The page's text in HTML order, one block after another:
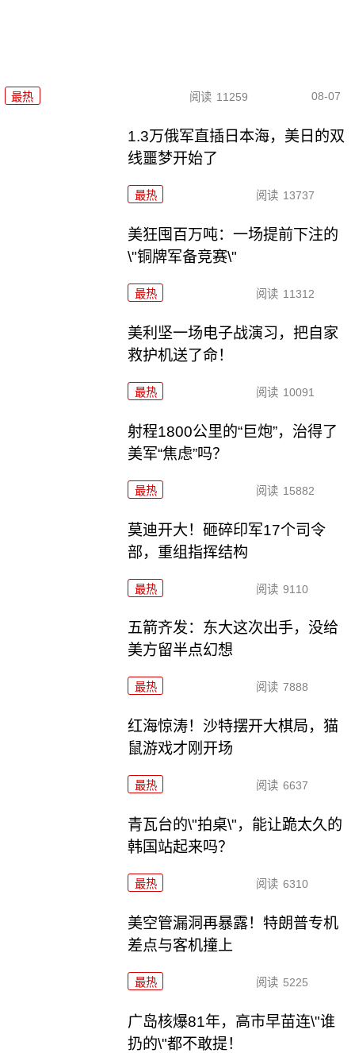
最热 阅读 11259 08-07
1.3万俄军直插日本海，美日的双
线噩梦开始了
最热 阅读 13737
美狂囤百万吨：一场提前下注的
\"铜牌军备竞赛\"
最热 阅读 11312
美利坚一场电子战演习，把自家
救护机送了命！
最热 阅读 10091
射程1800公里的“巨炮”，治得了
美军“焦虑”吗？
最热 阅读 15882
莫迪开大！砸碎印军17个司令
部，重组指挥结构
最热 阅读 9110
五箭齐发：东大这次出手，没给
美方留半点幻想
最热 阅读 7888
红海惊涛！沙特摆开大棋局，猫
鼠游戏才刚开场
最热 阅读 6637
青瓦台的\"拍桌\"，能让跪太久的
韩国站起来吗？
最热 阅读 6310
美空管漏洞再暴露！特朗普专机
差点与客机撞上
最热 阅读 5225
广岛核爆81年，高市早苗连\"谁
扔的\"都不敢提！